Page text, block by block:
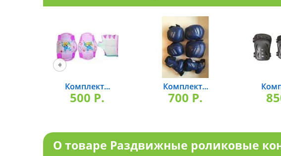
Комплект...
500 P.
Комплект...
700 P.
О товаре Раздвижные роликовые